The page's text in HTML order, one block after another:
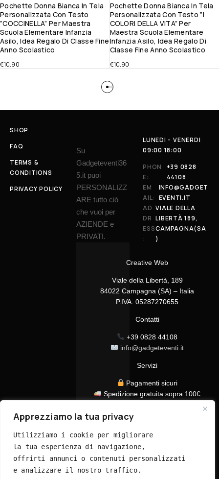
Apprezziamo la tua privacy
Utilizziamo i cookie per migliorare
la tua esperienza di navigazione,
offrirti annunci o contenuti personalizzati
e analizzare il nostro traffico.
Pochette Donna Bianca In Tela
Personalizzata Con Testo
”COCCINELLA” Per Maestra
Scuola Elementare Infanzia
Asilo, Idea Regalo Di Classe Fine
Anno Scolastico
€10.90
Pochette Donna Bianca In Tela
Personalizzata Con Testo ”I
COLORI DELLA VITA” Per
Maestra Scuola Elementare
Infanzia Asilo, Idea Regalo Di
Classe Fine Anno Scolastico
€10.90
SHOP
FAQ
TERMS &
CONDITIONS
PRIVACY POLICY
Su
Gadgeteventi36
5.it puoi
PERSONALIZZ
ARE tutto ciò
che vuoi per
AZIENDE e
PRIVATI.
Creative Web
Viale della Libertà, 189
84022 Campagna (SA) – Italia
P.IVA: 05287270655
Contatti
+39 0828 44108
info@gadgeteventi.it
Servizi
Pagamenti sicuri
Spedizione gratuita sopra 100€
Assistenza clienti dedicata
LUNEDI - VENERDI
09:00 18:00
PHON
E:
+39 0828
44108
EM
AIL:
INFO@GADGET
EVENTI.IT
AD
DR
ESS
:
VIALE DELLA
LIBERTÀ 189,
CAMPAGNA(SA
)